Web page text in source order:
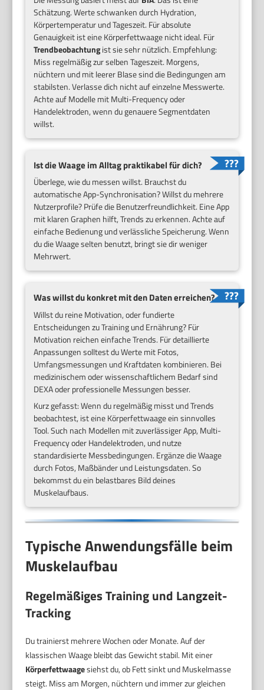
Schätzung. Werte schwanken durch Hydration,
Körpertemperatur und Tageszeit. Für absolute
Genauigkeit ist eine Körperfettwaage nicht ideal. Für
Trendbeobachtungist sie sehr nützlich. Empfehlung:
Miss regelmäßig zur selben Tageszeit. Morgens,
nüchtern und mit leerer Blase sind die Bedingungen am
stabilsten. Verlasse dich nicht auf einzelne Messwerte.
Achte auf Modelle mit Multi-Frequency oder
Handelektroden, wenn du genauere Segmentdaten
willst.
Ist die Waage im Alltag praktikabel für dich?
Überlege, wie du messen willst. Brauchst du
automatische App-Synchronisation? Willst du mehrere
Nutzerprofile? Prüfe die Benutzerfreundlichkeit. Eine App
mit klaren Graphen hilft, Trends zu erkennen. Achte auf
einfache Bedienung und verlässliche Speicherung. Wenn
du die Waage selten benutzt, bringt sie dir weniger
Mehrwert.
Was willst du konkret mit den Daten erreichen?
Willst du reine Motivation, oder fundierte
Entscheidungen zu Training und Ernährung? Für
Motivation reichen einfache Trends. Für detaillierte
Anpassungen solltest du Werte mit Fotos,
Umfangsmessungen und Kraftdaten kombinieren. Bei
medizinischem oder wissenschaftlichem Bedarf sind
DEXA oder professionelle Messungen besser.
Kurz gefasst: Wenn du regelmäßig misst und Trends
beobachtest, ist eine Körperfettwaage ein sinnvolles
Tool. Such nach Modellen mit zuverlässiger App, Multi-
Frequency oder Handelektroden, und nutze
standardisierte Messbedingungen. Ergänze die Waage
durch Fotos, Maßbänder und Leistungsdaten. So
bekommst du ein belastbares Bild deines
Muskelaufbaus.
Typische Anwendungsfälle beim
Muskelaufbau
Regelmäßiges Training und Langzeit-
Tracking
Du trainierst mehrere Wochen oder Monate. Auf der
klassischen Waage bleibt das Gewicht stabil. Mit einer
Körperfettwaagesiehst du, ob Fett sinkt und Muskelmasse
steigt. Miss am Morgen, nüchtern und immer zur gleichen